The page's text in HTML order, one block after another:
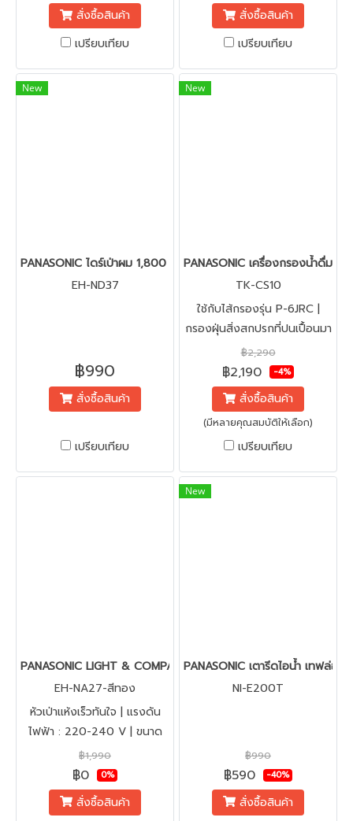
สั่งซื้อสินค้า
เปรียบเทียบ
สั่งซื้อสินค้า
เปรียบเทียบ
New
PANASONIC ไดร์เป่าผม 1,800 วัตต์ Fast Dry รุ่น EH-ND37
EH-ND37
฿990
สั่งซื้อสินค้า
เปรียบเทียบ
New
PANASONIC เครื่องกรองน้ำดื่ม |
TK-CS10
ใช้กับไส้กรองรุ่น P-6JRC |
กรองฝุ่นสิ่งสกปรกที่ปนเปื้อนมา
จากน้ำ เเละตะกอน อย่างมี
ประสิทธิภาพ | สามารถกรองน้ำ
ปริมาณมากถึง 6.5 ลิตรต่อนาที
| ** ไส้กรองรุ่น P-6JRC ช่วยใน
การกรองสารคลอรีนที่ปนเปื้อน
มากับนํ้าได้เป็นอย่างดี
฿2,290
฿2,190 -4%
สั่งซื้อสินค้า
(มีหลายคุณสมบัติให้เลือก)
เปรียบเทียบ
PANASONIC LIGHT & COMPACT ไดร์เป่าผม (nanoe™, 1200 วั
EH-NA27-สีทอง
หัวเป่าแห้งเร็วทันใจ | แรงดัน
ไฟฟ้า : 220-240 V | ขนาด
ผลิตภัณฑ์ (กว้าง x สูง x ลึก):
157 x 247 x 79 มม
฿1,990
฿0 0%
สั่งซื้อสินค้า
New
PANASONIC เตารีดไอน้ำ เทฟล่
NI-E200T
฿990
฿590 -40%
สั่งซื้อสินค้า